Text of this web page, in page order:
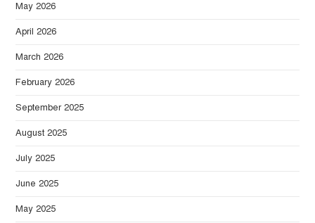
May 2026
April 2026
March 2026
February 2026
September 2025
August 2025
July 2025
June 2025
May 2025